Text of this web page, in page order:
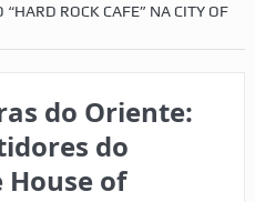
ROCK CAFE” NA CITY OF
do Oriente:
do
House of